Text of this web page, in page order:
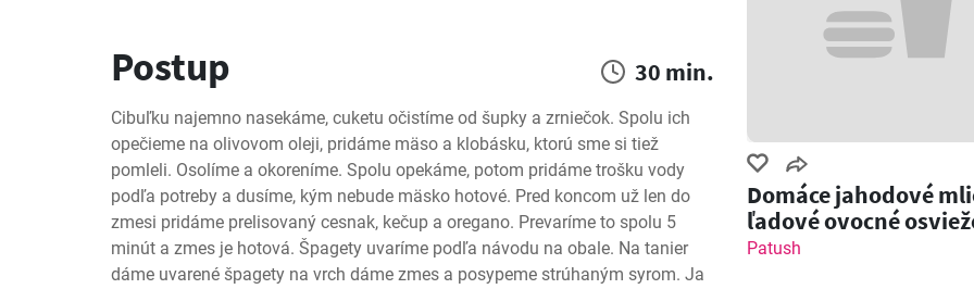
Postup 30 min.
Cibuľku najemno nasekáme, cuketu očistíme od šupky a zrniečok. Spolu ich
opečieme na olivovom oleji, pridáme mäso a klobásku, ktorú sme si tiež
pomleli. Osolíme a okoreníme. Spolu opekáme, potom pridáme trošku vody
podľa potreby a dusíme, kým nebude mäsko hotové. Pred koncom už len do
zmesi pridáme prelisovaný cesnak, kečup a oregano. Prevaríme to spolu 5
minút a zmes je hotová. Špagety uvaríme podľa návodu na obale. Na tanier
dáme uvarené špagety na vrch dáme zmes a posypeme strúhaným syrom. Ja
Domáce jahodové
ľadové ovocné
Patush